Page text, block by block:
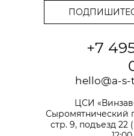
+7
hello@a-
ЦСИ
Сыромятнический
стр. 9, подъезд 22